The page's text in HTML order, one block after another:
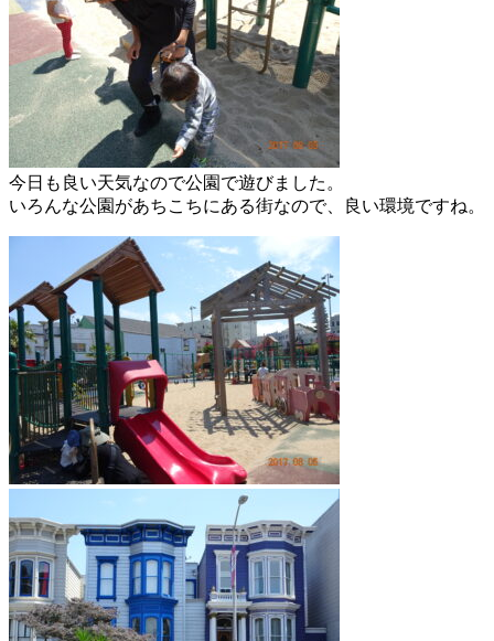
今日も良い天気なので公園で遊びました。
いろんな公園があちこちにある街なので、良い環境ですね。